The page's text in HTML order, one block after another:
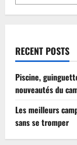
RECENT POSTS
Piscine,
nouveautés du
Les meilleurs
sans se tromper